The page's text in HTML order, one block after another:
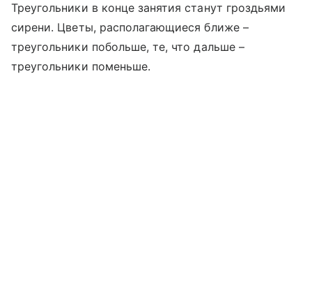
Треугольники в конце занятия станут гроздьями
сирени. Цветы, располагающиеся ближе –
треугольники побольше, те, что дальше –
треугольники поменьше.